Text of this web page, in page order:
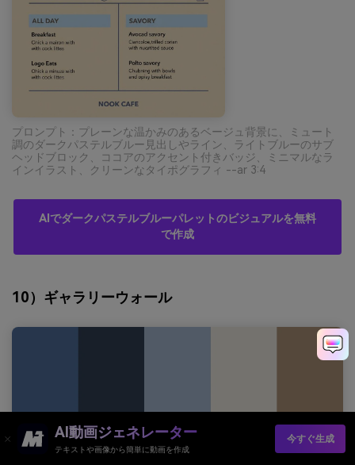
プロンプト：プレーンな温かみのあるベージュ背景に、ミュート
調のダークパステルブルー見出しやライン、ライトブルーのサブ
ヘッドブロック、ココアのアクセント付きバッジ、ミニマルなラ
インイラスト、クリーンなタイポグラフィ --ar 3:4
AIでダークパステルブルーパレットのビジュアルを無料
で作成
10）ギャラリーウォール
AI動画ジェネレーター
テキストや画像から簡単に動画を作成
今すぐ生成